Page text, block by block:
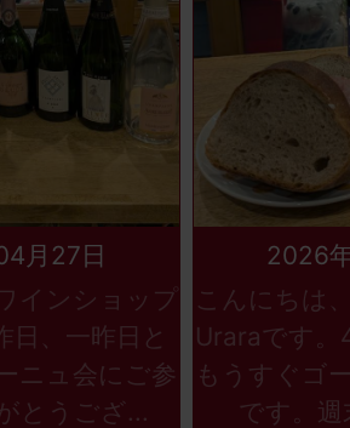
月27日
インショップ
日、一昨日と
ニュ会にご参
とうござ...
2026
こんにちは
Uraraです。
もうすぐゴ
です。